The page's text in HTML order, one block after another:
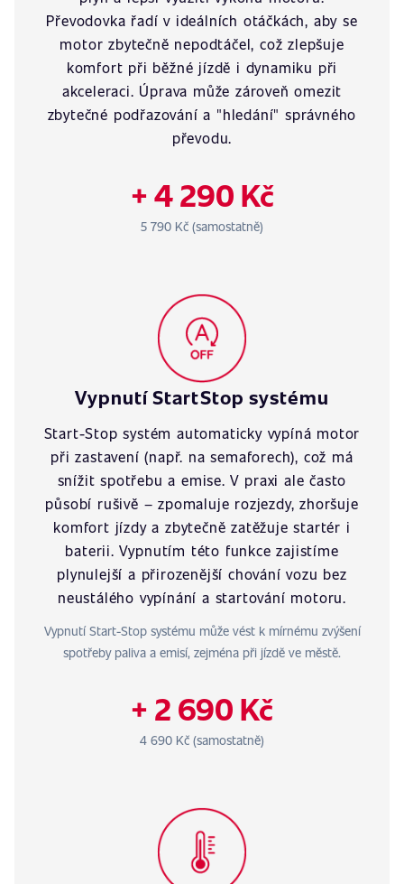
Převodovka řadí v ideálních otáčkách, aby se
motor zbytečně nepodtáčel, což zlepšuje
komfort při běžné jízdě i dynamiku při
akceleraci. Úprava může zároveň omezit
zbytečné podřazování a "hledání" správného
převodu.
+ 4 290 Kč
5 790 Kč (samostatně)
Vypnutí StartStop systému
Start-Stop systém automaticky vypíná motor
při zastavení (např. na semaforech), což má
snížit spotřebu a emise. V praxi ale často
působí rušivě – zpomaluje rozjezdy, zhoršuje
komfort jízdy a zbytečně zatěžuje startér i
baterii. Vypnutím této funkce zajistíme
plynulejší a přirozenější chování vozu bez
neustálého vypínání a startování motoru.
Vypnutí Start-Stop systému může vést k mírnému zvýšení
spotřeby paliva a emisí, zejména při jízdě ve městě.
+ 2 690 Kč
4 690 Kč (samostatně)